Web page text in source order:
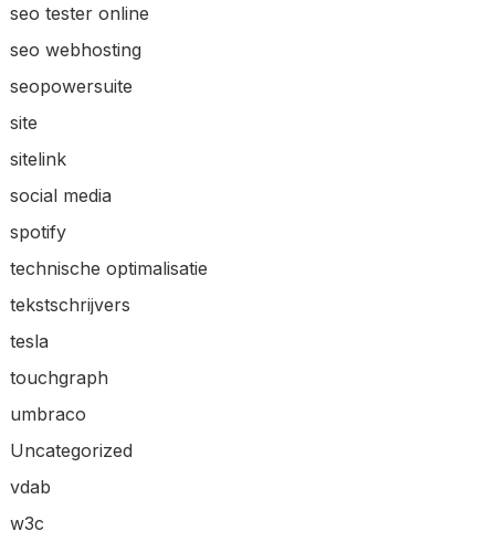
seo tester online
seo webhosting
seopowersuite
site
sitelink
social media
spotify
technische optimalisatie
tekstschrijvers
tesla
touchgraph
umbraco
Uncategorized
vdab
w3c